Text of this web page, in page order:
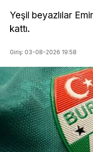
Yeşil beyazlılar
kattı.
Giriş: 03-08-2026 19:58